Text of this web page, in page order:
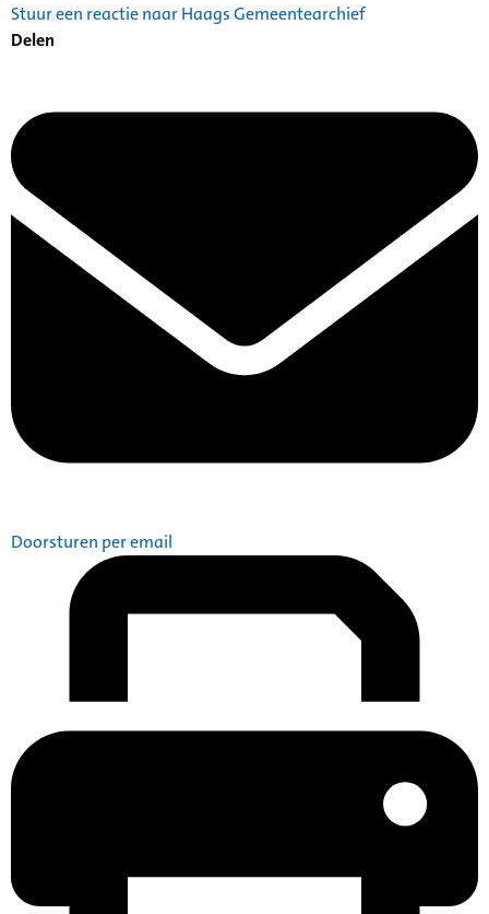
Stuur een reactie naar Haags Gemeentearchief
Delen
Doorsturen per email